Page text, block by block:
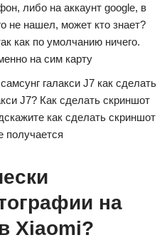
либо на аккаунт google, в
не нашел, может кто знает?
как по умолчанию ничего.
на сим карту
галакси J7 как сделать
J7? Как сделать скриншот
как сделать скриншот
получается
на
Xiaomi?